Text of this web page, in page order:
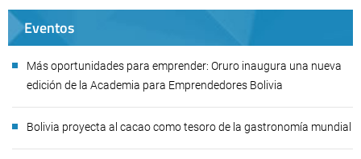
Eventos
Más oportunidades para emprender: Oruro inaugura una nueva
edición de la Academia para Emprendedores Bolivia
Bolivia proyecta al cacao como tesoro de la gastronomía mundial